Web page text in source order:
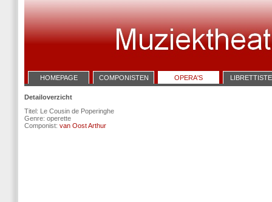
HOMEPAGE COMPONISTEN OPERA'S
Detailoverzicht
Titel: Le Cousin de Poperinghe
Genre: operette
Componist: van Oost Arthur